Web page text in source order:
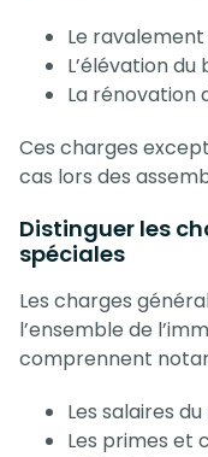
Le
L’élévation
La rénovation
Ces charges
cas lors des
Distinguer les
spéciales
Les charges
l’ensemble de
comprennent
Les salaires
Les primes et